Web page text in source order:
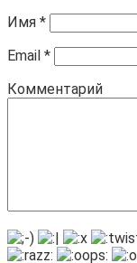
Имя *
Email *
Комментарий